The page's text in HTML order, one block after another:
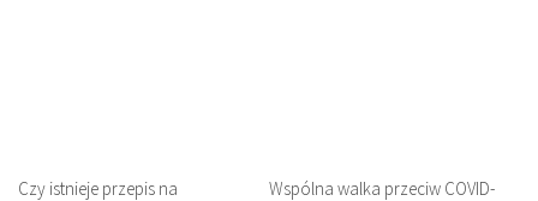
Czy istnieje przepis na
Wspólna walka przeciw COVID-